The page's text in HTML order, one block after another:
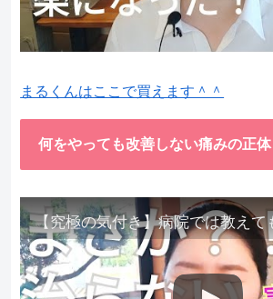
まるくんはここで買えます＾＾
何をやっても改善しない痛みの正体